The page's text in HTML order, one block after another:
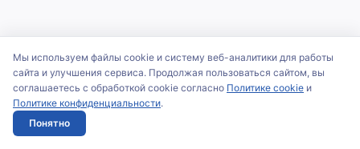
Мы используем файлы cookie и систему веб-аналитики для работы
сайта и улучшения сервиса. Продолжая пользоваться сайтом, вы
соглашаетесь с обработкой cookie согласно Политике cookie и
Политике конфиденциальности.
Понятно